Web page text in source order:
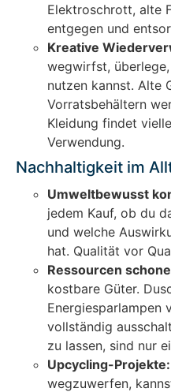
Elektroschrott, alte
entgegen und
Kreative
wegwirfst,
nutzen kannst. Alte
Vorratsbehältern
Kleidung findet
Verwendung.
Nachhaltigkeit im
Umweltbewusst
jedem Kauf, ob du
und welche
hat. Qualität vor
Ressourcen
kostbare Güter.
Energiesparlampen
vollständig
zu lassen, sind nur
Upcycling-Projekte:
wegzuwerfen,